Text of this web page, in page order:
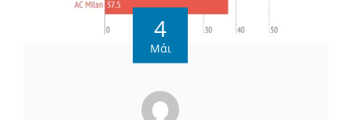
4
Μάι